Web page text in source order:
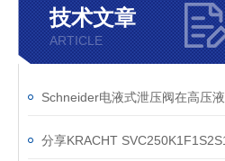
技术文章
ARTICLE